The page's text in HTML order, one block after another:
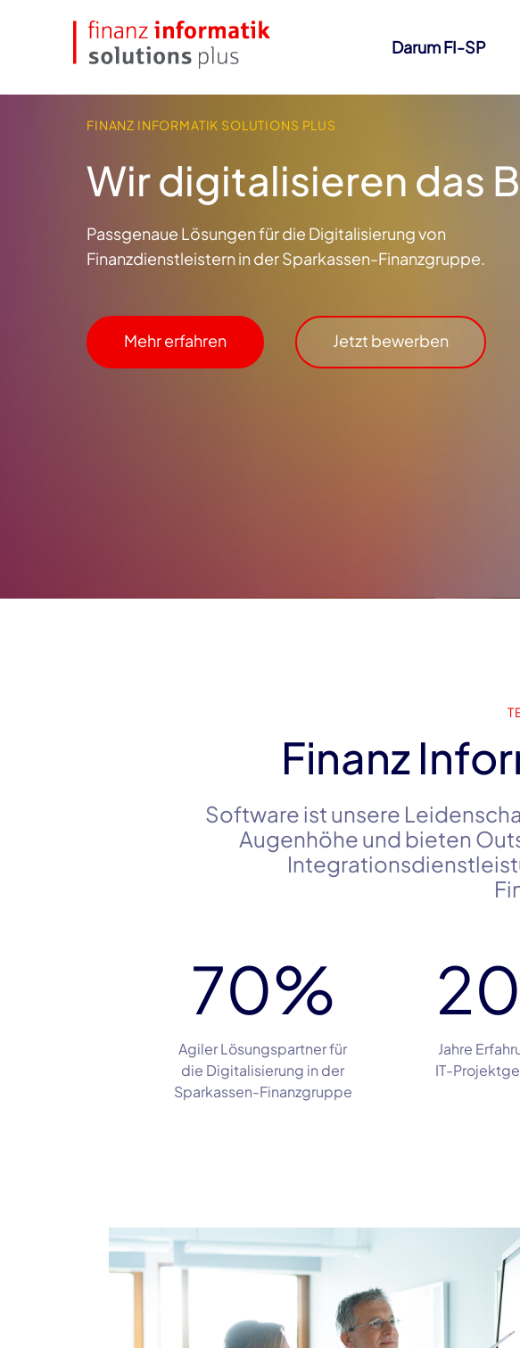
Darum FI-SP
FINANZ INFORMATIK SOLUTIONS PLUS
Wir digitalisieren das
Passgenaue Lösungen für die Digitalisierung von
Finanzdienstleistern in derSparkassen-Finanzgruppe.
Mehr erfahren Jetzt bewerben
Finanz
Software ist unsere
Augenhöhe und bieten
100%
Agiler Lösungspartner für
die Digitalisierung in der
Sparkassen-Finanzgruppe
25
Jahre
IT-